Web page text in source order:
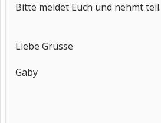
Bitte meldet Euch und nehmt teil.
Liebe Grüsse
Gaby